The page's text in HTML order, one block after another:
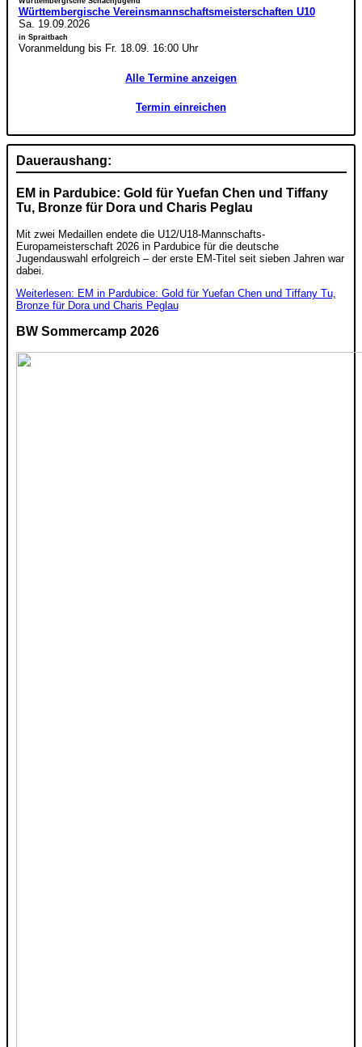
Württembergische Vereinsmannschaftsmeisterschaften U10
Sa. 19.09.2026
in Spraitbach
Voranmeldung bis Fr. 18.09. 16:00 Uhr
Alle Termine anzeigen
Termin einreichen
Daueraushang:
EM in Pardubice: Gold für Yuefan Chen und Tiffany
Tu, Bronze für Dora und Charis Peglau
Mit zwei Medaillen endete die U12/U18-Mannschafts-
Europameisterschaft 2026 in Pardubice für die deutsche
Jugendauswahl erfolgreich – der erste EM-Titel seit sieben Jahren war
dabei.
Weiterlesen: EM in Pardubice: Gold für Yuefan Chen und Tiffany Tu,
Bronze für Dora und Charis Peglau
BW Sommercamp 2026